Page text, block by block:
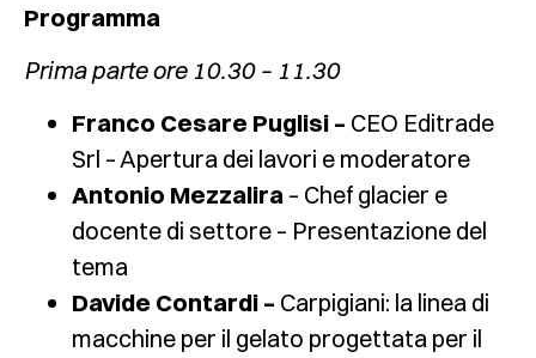
Programma
Prima parte ore 10.30 – 11.30
Franco Cesare Puglisi – CEO Editrade
Srl – Apertura dei lavori e moderatore
Antonio Mezzalira – Chef glacier e
docente di settore – Presentazione del
tema
Davide Contardi – Carpigiani: la linea di
macchine per il gelato progettata per il